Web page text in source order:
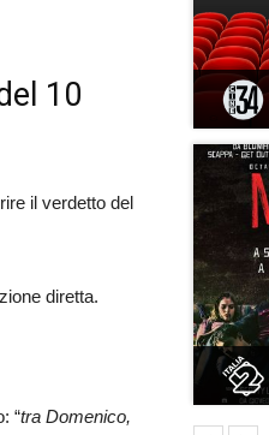
10
il verdetto del
diretta.
“tra Domenico,